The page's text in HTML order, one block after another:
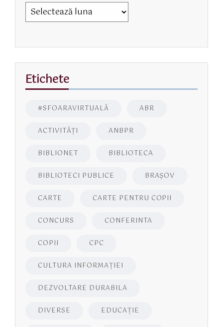
Etichete
#SFOARAVIRTUALĂ ABR
ACTIVITĂŢI ANBPR
BIBLIONET BIBLIOTECA
BIBLIOTECI PUBLICE BRAŞOV
CARTE CARTE PENTRU COPII
CONCURS CONFERINTA
COPII CPC
CULTURA INFORMAŢIEI
DEZVOLTARE DURABILA
DIVERSE EDUCAŢIE